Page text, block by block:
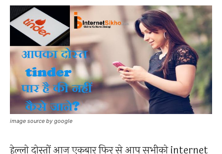
image source by google
हेल्लो दोस्तों आज एकबार फिर से आप सभीको internet